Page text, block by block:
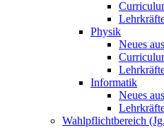
Physik
Neues
Informatik
Neues
Wahlpflichtbereich